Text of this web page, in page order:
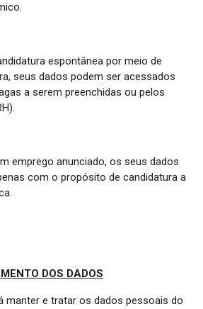
espontânea por meio de
seus dados podem ser acessados
a serem preenchidas ou pelos
emprego anunciado, os seus dados
com o propósito de candidatura a
DOS DADOS
manter e tratar os dados pessoais do